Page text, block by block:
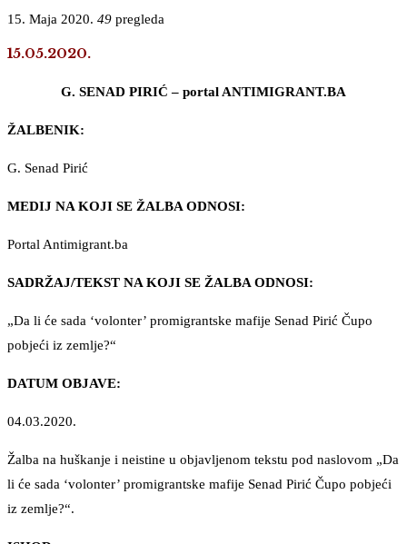
15. Maja 2020. 49 pregleda
15.05.2020.
G. SENAD PIRIĆ – portal ANTIMIGRANT.BA
ŽALBENIK:
G. Senad Pirić
MEDIJ NA KOJI SE ŽALBA ODNOSI:
Portal Antimigrant.ba
SADRŽAJ/TEKST NA KOJI SE ŽALBA ODNOSI:
„Da li će sada ‘volonter’ promigrantske mafije Senad Pirić Čupo
pobjeći iz zemlje?“
DATUM OBJAVE:
04.03.2020.
Žalba na huškanje i neistine u objavljenom tekstu pod naslovom „Da
li će sada ‘volonter’ promigrantske mafije Senad Pirić Čupo pobjeći
iz zemlje?“.